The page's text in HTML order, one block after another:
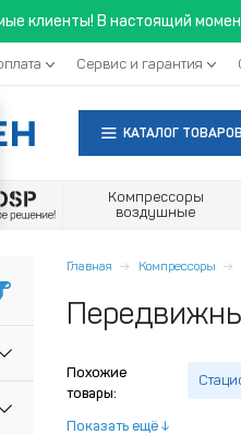
клиенты! В настоящий
Сервис и гарантия
КАТАЛОГ ТОВАРОВ
Компрессоры
воздушные
Главная Компрессоры
Похожие
товары:
Показать ещё